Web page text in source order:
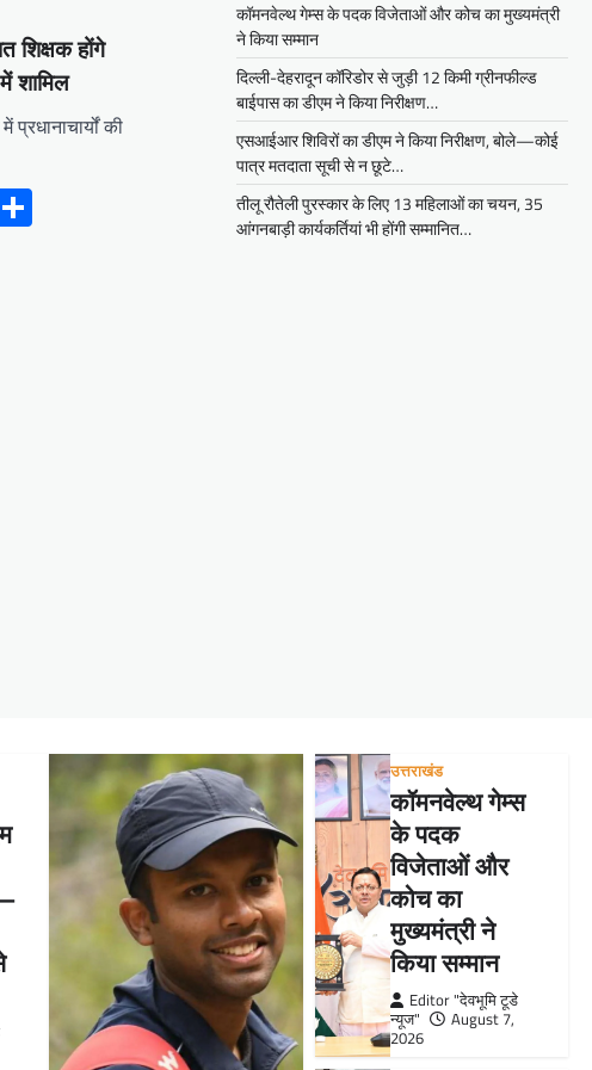
​शिक्षक होंगे
शामिल
की
Share
कॉमनवेल्थ गेम्स के पदक विजेताओं और कोच का मुख्यमंत्री
ने किया सम्मान
दिल्ली-देहरादून कॉरिडोर से जुड़ी 12 किमी ग्रीनफील्ड
बाईपास का डीएम ने किया निरीक्षण…
एसआईआर शिविरों का डीएम ने किया निरीक्षण, बोले—कोई
पात्र मतदाता सूची से न छूटे…
तीलू रौतेली पुरस्कार के लिए 13 महिलाओं का चयन, 35
आंगनबाड़ी कार्यकर्तियां भी होंगी सम्मानित…
उत्तराखंड
कॉमनवेल्थ गेम्स
के पदक
विजेताओं और
कोच का
मुख्यमंत्री ने
किया सम्मान
Editor "देवभूमि टूडे
न्यूज"
August 7,
2026